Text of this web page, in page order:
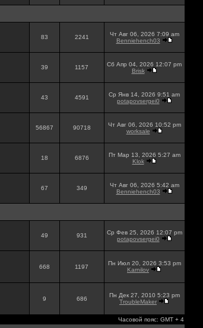
83 2241
Чт Авг 06, 2026 7:09 am
Benniehench03
39 1157
Сб Апр 04, 2026 12:07 pm
Brisk
43 4591
Ср Янв 14, 2026 9:51 am
potapovsergei0
56867 90718
Чт Авг 06, 2026 10:52 pm
worksale
18 6876
Пт Мар 13, 2026 5:27 am
Klok
67 349
Чт Авг 06, 2026 5:42 am
Benniehench03
49 931
Ср Фев 25, 2026 12:07 pm
potapovsergei0
668 1197
Пн Июл 20, 2026 3:53 pm
Karnilov
9 686
Пн Дек 27, 2010 5:23 pm
TroubleMaker
Часовой пояс: GMT + 4